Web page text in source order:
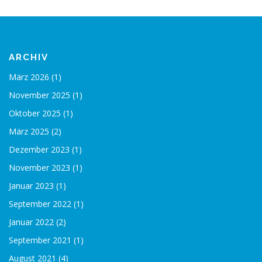
ARCHIV
März 2026 (1)
November 2025 (1)
Oktober 2025 (1)
März 2025 (2)
Dezember 2023 (1)
November 2023 (1)
Januar 2023 (1)
September 2022 (1)
Januar 2022 (2)
September 2021 (1)
August 2021 (4)